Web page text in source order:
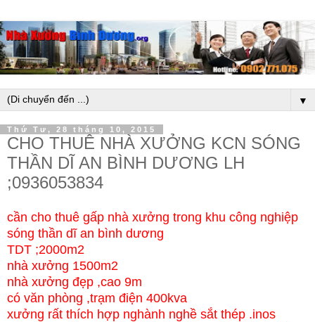
▼
Thứ Tư, 28 tháng 10, 2015
CHO THUÊ NHÀ XƯỞNG KCN SÓNG
THẦN DĨ AN BÌNH DƯƠNG LH
;0936053834
cần cho thuê gấp nhà xưởng trong khu công nghiệp
sóng thần dĩ an bình dương
TDT ;2000m2
nhà xưởng 1500m2
nhà xưởng đẹp ,cao 9m
có văn phòng ,trạm điện 400kva
xưởng rất thích hợp nghành nghề sắt thép .inos